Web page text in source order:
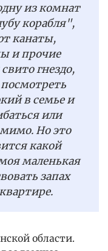
из комнат
корабля",
канаты,
и прочие
гнездо,
в семье и
или
Но это
какой
маленькая
запах
области.